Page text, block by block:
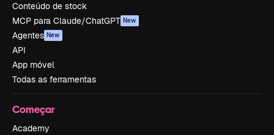
Conteúdo de stock
MCP para Claude/ChatGPT New
Agentes New
API
App móvel
Todas as ferramentas
Começar
Academy